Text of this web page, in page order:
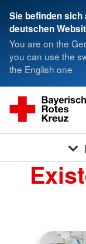
Sie befinden sich
deutschen
You are on the
you can use the
the English one